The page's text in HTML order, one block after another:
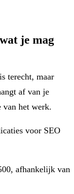
je mag
terecht, maar
af van je
van het werk.
voor SEO
afhankelijk van